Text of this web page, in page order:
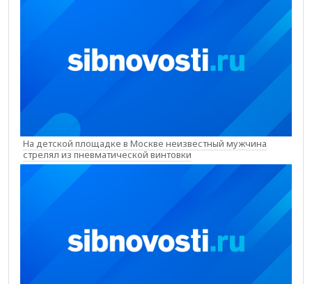
На детской площадке в Москве неизвестный мужчина
стрелял из пневматической винтовки